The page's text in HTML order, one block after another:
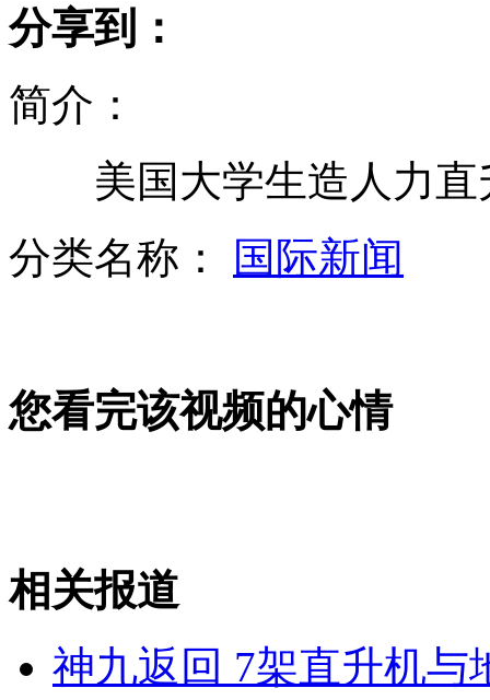
石家庄"妈妈团"抗议人流广告泛滥
分享到：
简介：
美国大学生造人力直
分类名称：
国际新闻
您看完该视频的心情
相关报道
神九返回 7架直升机与